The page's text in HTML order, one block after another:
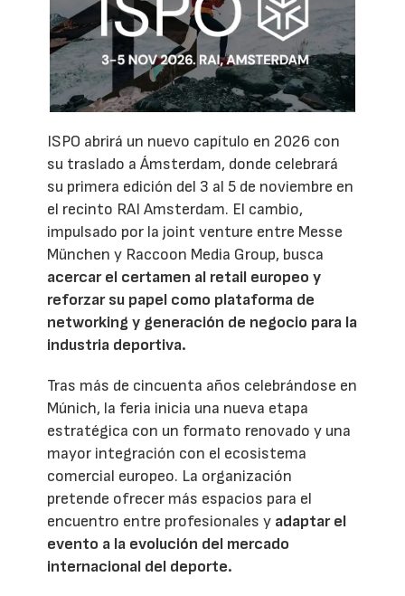
ISPO abrirá un nuevo capítulo en 2026 con
su traslado a Ámsterdam, donde celebrará
su primera edición del 3 al 5 de noviembre en
el recinto RAI Amsterdam. El cambio,
impulsado por la joint venture entre Messe
München y Raccoon Media Group, busca
acercar el certamen al retail europeo y
reforzar su papel como plataforma de
networking y generación de negocio para la
industria deportiva.
Tras más de cincuenta años celebrándose en
Múnich, la feria inicia una nueva etapa
estratégica con un formato renovado y una
mayor integración con el ecosistema
comercial europeo. La organización
pretende ofrecer más espacios para el
encuentro entre profesionales y adaptar el
evento a la evolución del mercado
internacional del deporte.